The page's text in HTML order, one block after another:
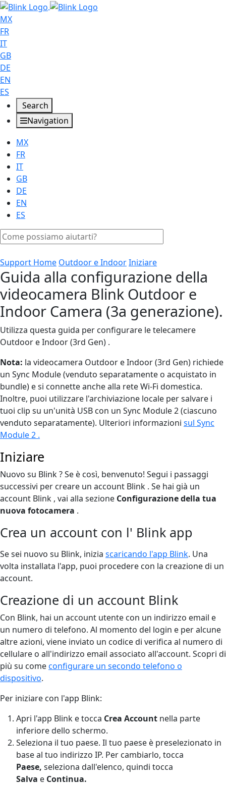
MX
FR
IT
GB
DE
EN
ES
Search
Navigation
MX
FR
IT
GB
DE
EN
ES
Support Home Outdoor e IndoorIniziare
Guida alla configurazione della
videocamera Blink Outdoor e
Indoor Camera (3a generazione).
Utilizza questa guida per configurare le telecamere
Outdoor e Indoor (3rd Gen) .
Nota: la videocamera Outdoor e Indoor (3rd Gen) richiede
un Sync Module (venduto separatamente o acquistato in
bundle) e si connette anche alla rete Wi-Fi domestica.
Inoltre, puoi utilizzare l'archiviazione locale per salvare i
tuoi clip su un'unità USB con un Sync Module 2 (ciascuno
venduto separatamente). Ulteriori informazioni sul Sync
Module 2 .
Iniziare
Nuovo su Blink ? Se è così, benvenuto! Segui i passaggi
successivi per creare un account Blink . Se hai già un
account Blink , vai alla sezione Configurazione della tua
nuova fotocamera .
Crea un account con l' Blink app
Se sei nuovo su Blink, inizia scaricando l'app Blink. Una
volta installata l'app, puoi procedere con la creazione di un
account.
Creazione di un account Blink
Con Blink, hai un account utente con un indirizzo email e
un numero di telefono. Al momento del login e per alcune
altre azioni, viene inviato un codice di verifica al numero di
cellulare o all'indirizzo email associato all'account. Scopri di
più su comeconfigurare un secondo telefono o
dispositivo.
Per iniziare con l'app Blink:
Apri l'app Blink e tocca Crea Account nella parte
inferiore dello schermo.
Seleziona il tuo paese. Il tuo paese è preselezionato in
base al tuo indirizzo IP. Per cambiarlo, tocca
Paese, seleziona dall'elenco, quindi tocca
Salva e Continua.